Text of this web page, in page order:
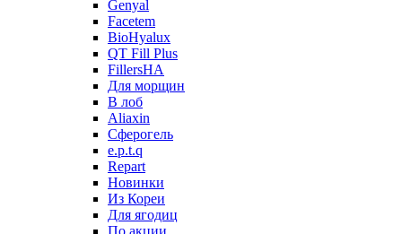
Genyal
Facetem
BioHyalux
QT Fill Plus
FillersHA
Для морщин
В лоб
Aliaxin
Сферогель
e.p.t.q
Repart
Новинки
Из Кореи
Для ягодиц
По акции